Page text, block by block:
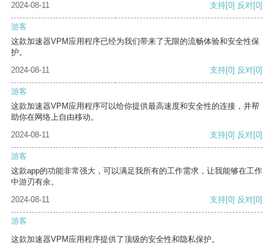
2024-08-11 支持[0] 反对[0]
游客
这款加速器VPM应用程序已经为我们带来了无限的流畅体验和安全性保
护。
2024-08-11
支持[0] 反对[0]
游客
这款加速器VPM应用程序可以给你提供最高速度和安全性的连接，并帮
助你在网络上自由移动。
2024-08-11
支持[0] 反对[0]
游客
这款app的功能非常强大，可以满足我所有的工作需求，让我能够在工作
中游刃有余。
2024-08-11
支持[0] 反对[0]
游客
这款加速器VPM应用程序提供了顶级的安全性和隐私保护。